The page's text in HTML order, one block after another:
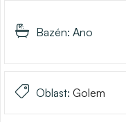
Bazén: Ano
Oblast: Golem